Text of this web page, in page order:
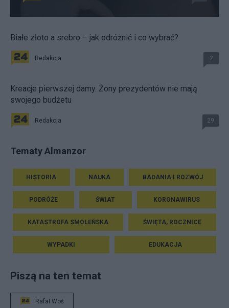
Białe złoto a srebro – jak odróżnić i co wybrać?
Redakcja 2
Kreacje pierwszej damy. Żony prezydentów nie mają
swojego budżetu
Redakcja 29
Tematy Almanzor
HISTORIA NAUKA BADANIA I ROZWÓJ
PODRÓŻE ŚWIAT KORONAWIRUS
KATASTROFA SMOLEŃSKA ŚWIĘTA, ROCZNICE
WYPADKI EDUKACJA
Piszą na ten temat
Rafał Woś